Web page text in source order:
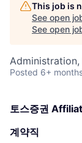
This job is
See open
See open
Administration,
Posted 6+
토스증권
계약직